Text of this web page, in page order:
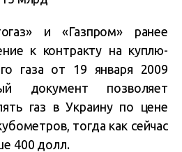
и «Газпром» ранее
к контракту на куплю-
газа от 19 января 2009
документ позволяет
газ в Украину по цене
тогда как сейчас
400 долл.